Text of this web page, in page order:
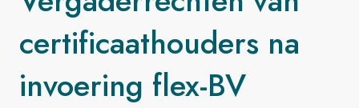
certificaat­houders na
invoering flex-BV